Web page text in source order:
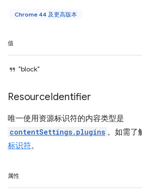
Chrome 44 及更高版本
值
"block"
ResourceIdentifier
唯一使用资源标识符的内容类型是
contentSettings.plugins 。如需了
标识符。
属性